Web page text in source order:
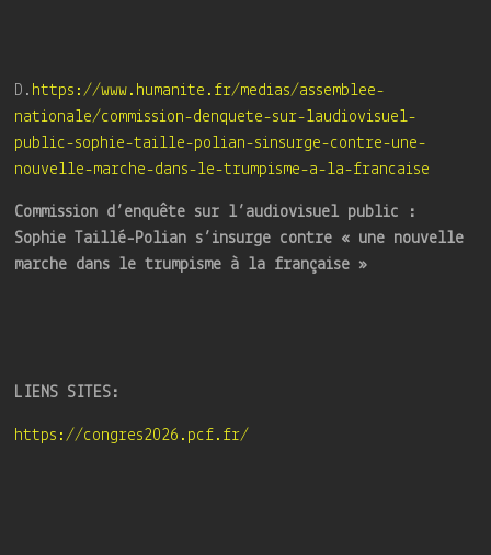
D. https://www.humanite.fr/medias/assemblee-
nationale/commission-denquete-sur-laudiovisuel-
public-sophie-taille-polian-sinsurge-contre-une-
nouvelle-marche-dans-le-trumpisme-a-la-francaise
Commission d’enquête sur l’audiovisuel public :
Sophie Taillé-Polian s’insurge contre « une nouvelle
marche dans le trumpisme à la française »
LIENS SITES:
https://congres2026.pcf.fr/